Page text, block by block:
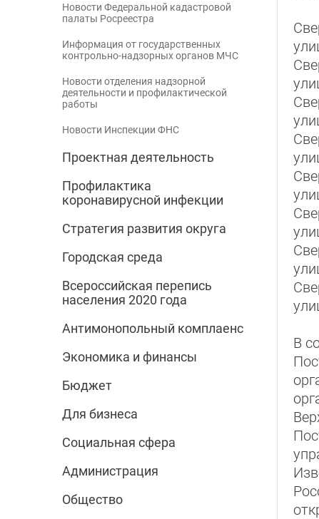
Новости Федеральной кадастровой
палаты Росреестра
Информация от государственных
контрольно-надзорных органов МЧС
Новости отделения надзорной
деятельности и профилактической
работы
Новости Инспекции ФНС
Проектная деятельность
Профилактика
коронавирусной инфекции
Стратегия развития округа
Городская среда
Всероссийская перепись
населения 2020 года
Антимонопольный комплаенс
Экономика и финансы
Бюджет
Для бизнеса
Социальная сфера
Администрация
Общество
В